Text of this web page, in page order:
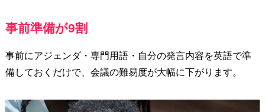
事前準備が9割
事前にアジェンダ・専門用語・自分の発言内容を英語で準
備しておくだけで、会議の難易度が大幅に下がります。